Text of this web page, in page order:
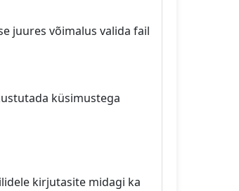
juures võimalus valida fail
küsimustega
kirjutasite midagi ka